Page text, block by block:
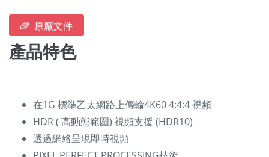
原廠文件
產品特色
在1G 標準乙太網路上傳輸4K60 4:4:4 視頻
HDR ( 高動態範圍) 視頻支援 (HDR10)
透過網絡呈現即時視頻